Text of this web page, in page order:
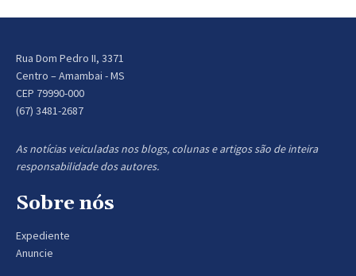
Rua Dom Pedro II, 3371
Centro – Amambai - MS
CEP 79990-000
(67) 3481-2687
As notícias veiculadas nos blogs, colunas e artigos são de inteira
responsabilidade dos autores.
Sobre nós
Expediente
Anuncie